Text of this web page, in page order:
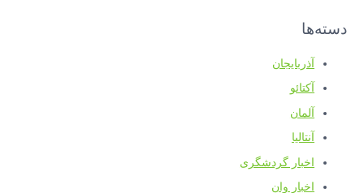
دسته‌ها
آذربایجان
آکتائو
آلمان
آنتالیا
اخبار گردشگری
اخبار وان